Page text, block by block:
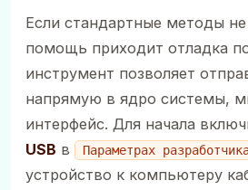
Если стандартные методы
помощь приходит отладка
инструмент позволяет
напрямую в ядро системы,
интерфейс. Для начала
USB в Параметрах
устройство к компьютеру